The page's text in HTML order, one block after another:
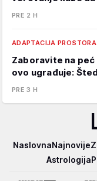
PRE 2 H
ADAPTACIJA PROSTORA
Zaboravite na
ovo ugrađuje:
PRE 3 H
Lepa
NaslovnaNajnovije
Astrologija